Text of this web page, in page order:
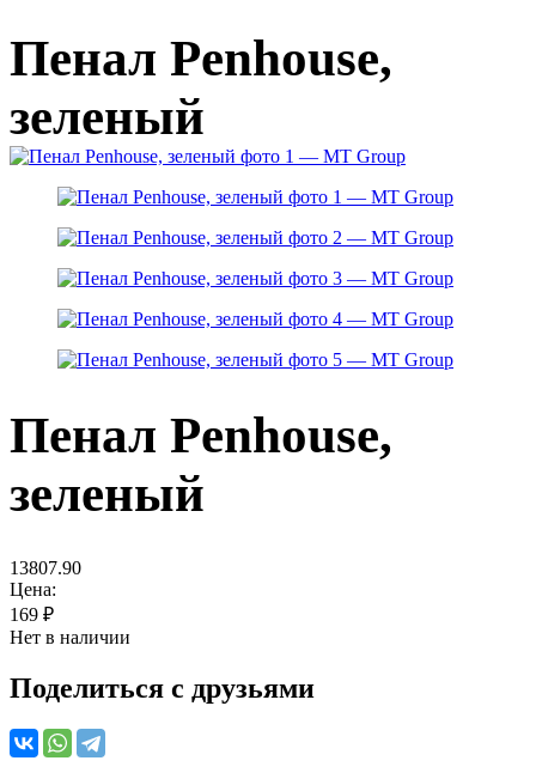
Пенал Penhouse,
зеленый
Пенал Penhouse,
зеленый
13807.90
Цена:
169 ₽
Нет в наличии
Поделиться с друзьями